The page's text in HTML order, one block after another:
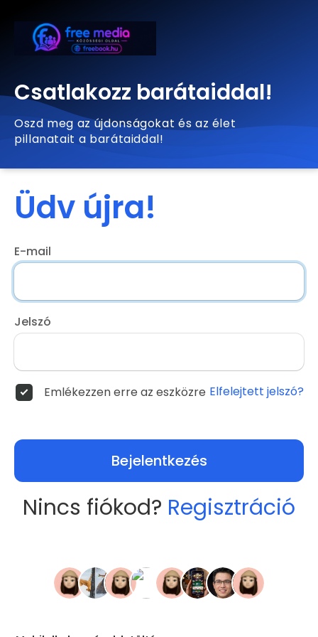
Csatlakozz barátaiddal!
Oszd meg az újdonságokat és az élet
pillanatait a barátaiddal!
Üdv újra!
E-mail
Jelszó
Emlékezzen erre az eszközre Elfelejtett jelszó?
Bejelentkezés
Nincs fiókod? Regisztráció